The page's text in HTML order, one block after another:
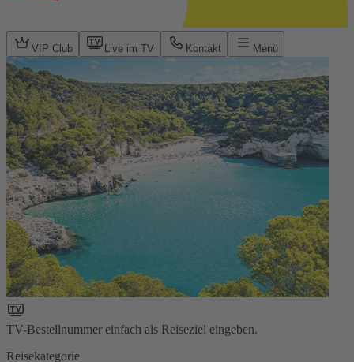
VIP Club Live im TV Kontakt Menü
TV-Bestellnummer einfach als Reiseziel eingeben.
Reisekategorie